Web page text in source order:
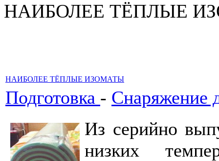
НАИБОЛЕЕ ТЁПЛЫЕ
НАИБОЛЕЕ ТЁПЛЫЕ ИЗОМАТЫ
Подготовка - Снаряжение
Из серийно
низких